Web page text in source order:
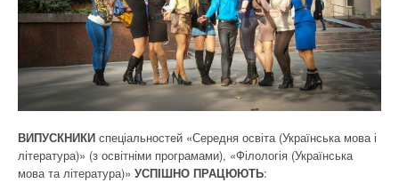
ВИПУСКНИКИ спеціальностей «Середня освіта (Українська мова і
література)» (з освітніми програмами), «Філологія (Українська
мова та література)» УСПІШНО ПРАЦЮЮТЬ: